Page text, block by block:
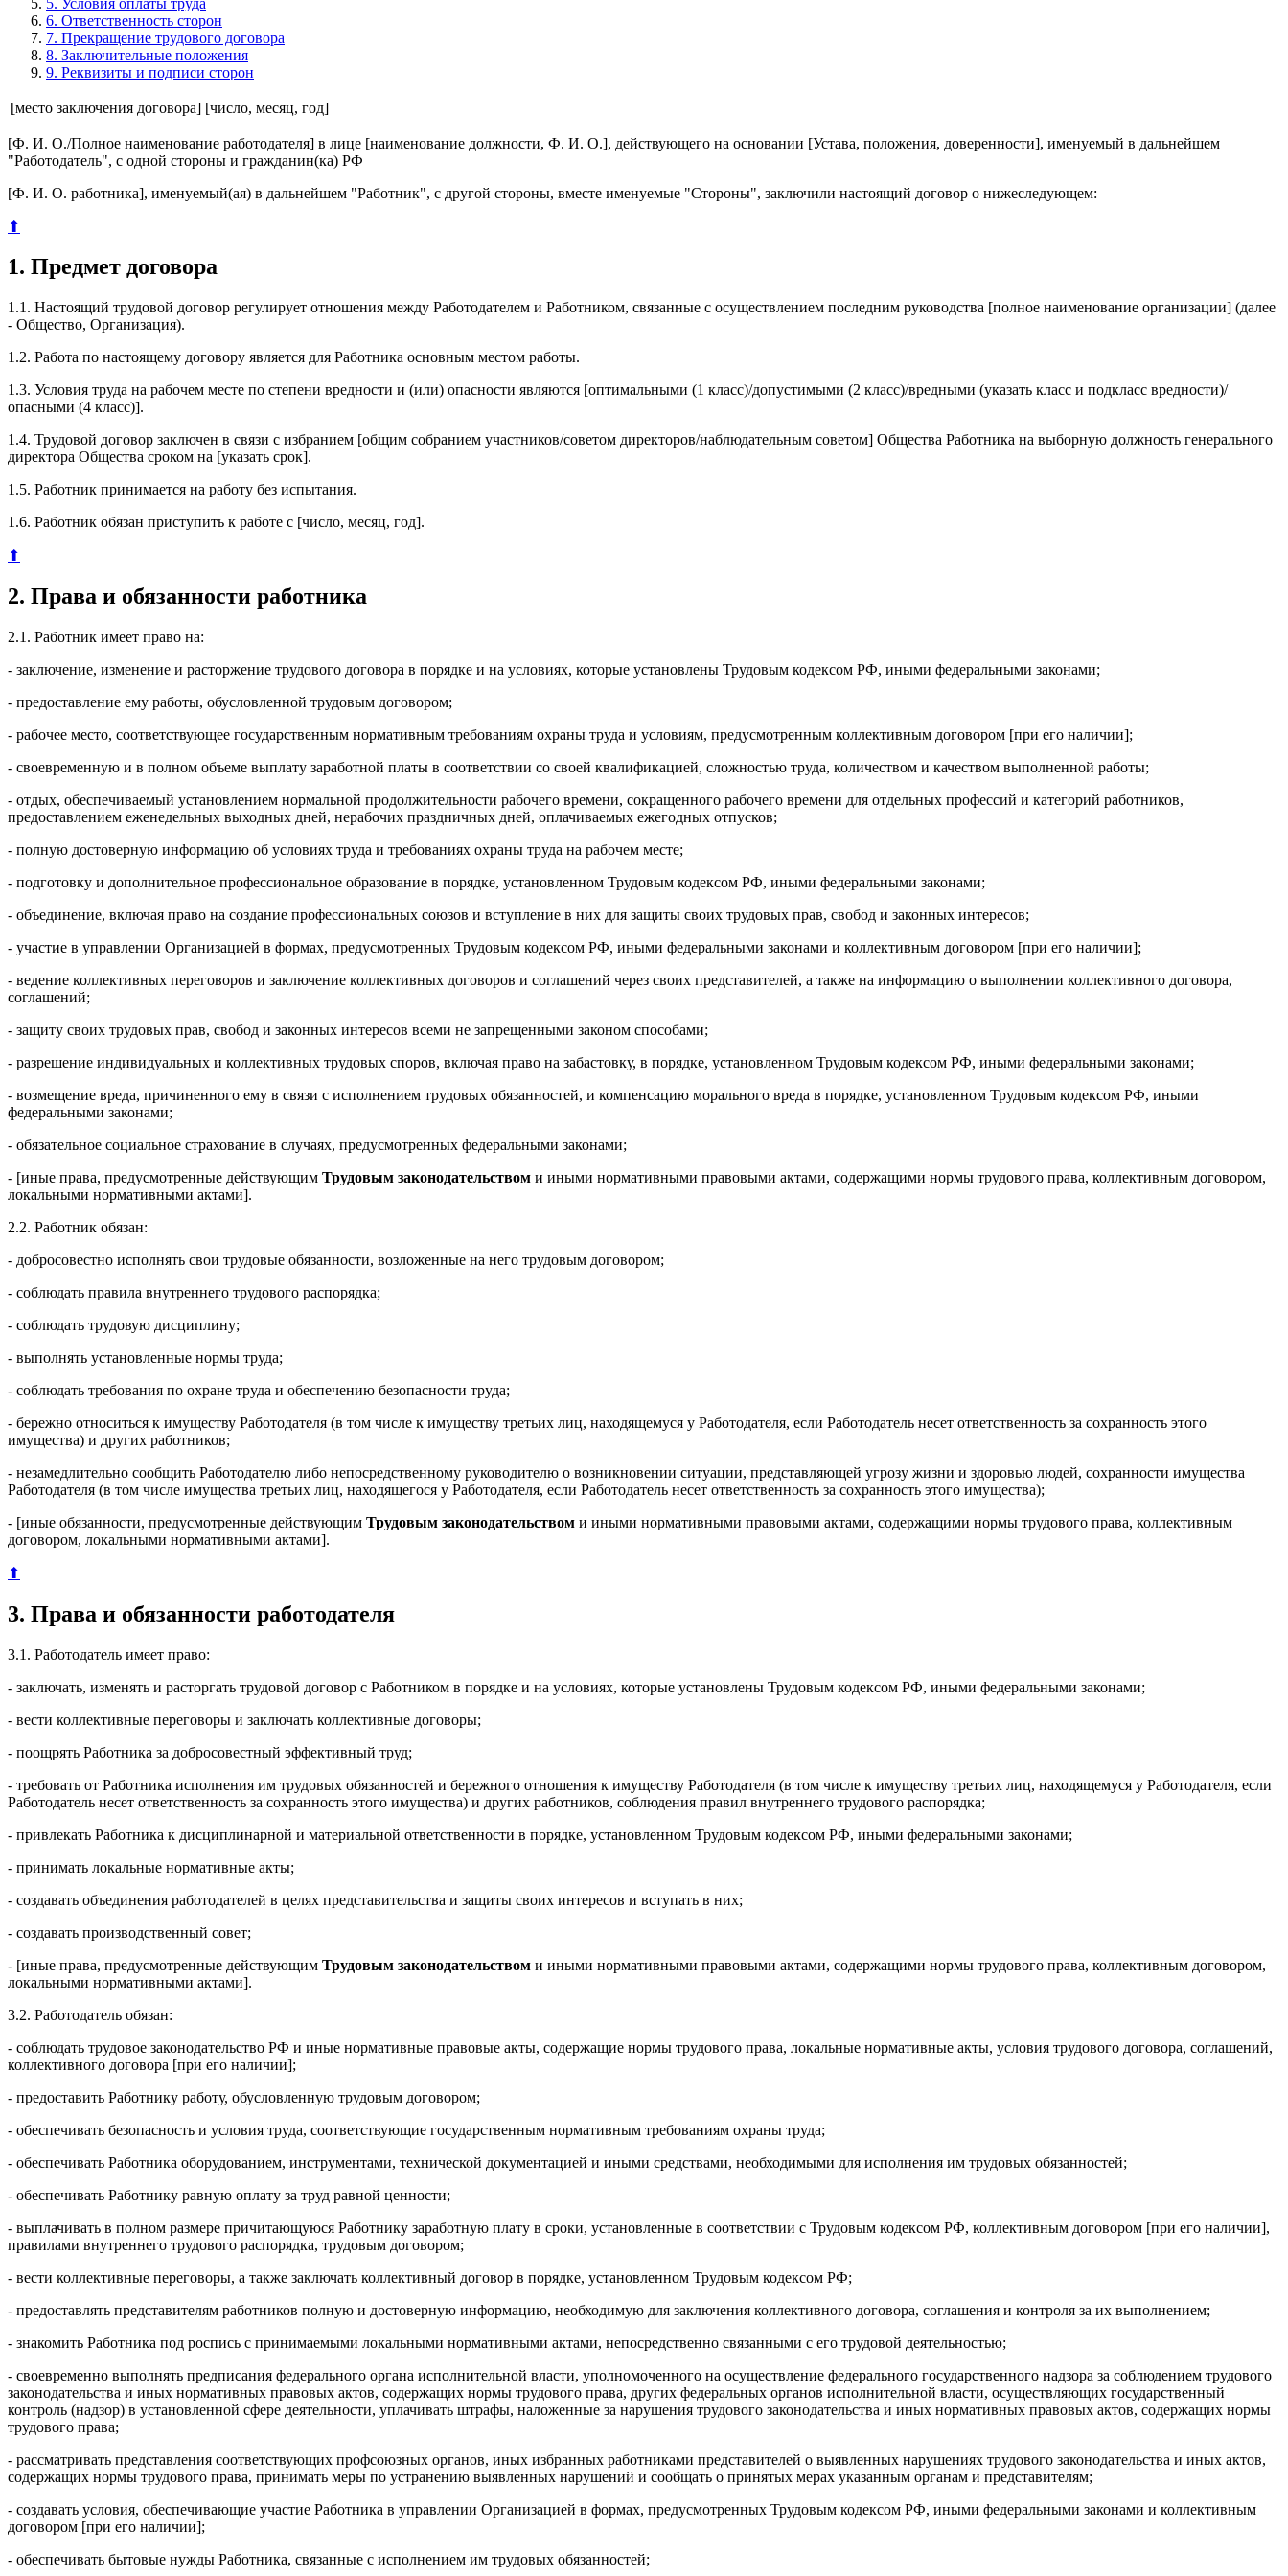
6. Ответственность сторон
7. Прекращение трудового договора
8. Заключительные положения
9. Реквизиты и подписи сторон
[место заключения договора] [число, месяц, год]
[Ф. И. О./Полное наименование работодателя] в лице [наименование должности, Ф. И. О.], действующего на основании [Устава, положения, доверенности], именуемый в дальнейшем
"Работодатель", с одной стороны и гражданин(ка) РФ
[Ф. И. О. работника], именуемый(ая) в дальнейшем "Работник", с другой стороны, вместе именуемые "Стороны", заключили настоящий договор о нижеследующем:
⬆
1. Предмет договора
1.1. Настоящий трудовой договор регулирует отношения между Работодателем и Работником, связанные с осуществлением последним руководства [полное наименование организации] (далее
- Общество, Организация).
1.2. Работа по настоящему договору является для Работника основным местом работы.
1.3. Условия труда на рабочем месте по степени вредности и (или) опасности являются [оптимальными (1 класс)/допустимыми (2 класс)/вредными (указать класс и подкласс вредности)/
опасными (4 класс)].
1.4. Трудовой договор заключен в связи с избранием [общим собранием участников/советом директоров/наблюдательным советом] Общества Работника на выборную должность генерального
директора Общества сроком на [указать срок].
1.5. Работник принимается на работу без испытания.
1.6. Работник обязан приступить к работе с [число, месяц, год].
⬆
2. Права и обязанности работника
2.1. Работник имеет право на:
- заключение, изменение и расторжение трудового договора в порядке и на условиях, которые установлены Трудовым кодексом РФ, иными федеральными законами;
- предоставление ему работы, обусловленной трудовым договором;
- рабочее место, соответствующее государственным нормативным требованиям охраны труда и условиям, предусмотренным коллективным договором [при его наличии];
- своевременную и в полном объеме выплату заработной платы в соответствии со своей квалификацией, сложностью труда, количеством и качеством выполненной работы;
- отдых, обеспечиваемый установлением нормальной продолжительности рабочего времени, сокращенного рабочего времени для отдельных профессий и категорий работников,
предоставлением еженедельных выходных дней, нерабочих праздничных дней, оплачиваемых ежегодных отпусков;
- полную достоверную информацию об условиях труда и требованиях охраны труда на рабочем месте;
- подготовку и дополнительное профессиональное образование в порядке, установленном Трудовым кодексом РФ, иными федеральными законами;
- объединение, включая право на создание профессиональных союзов и вступление в них для защиты своих трудовых прав, свобод и законных интересов;
- участие в управлении Организацией в формах, предусмотренных Трудовым кодексом РФ, иными федеральными законами и коллективным договором [при его наличии];
- ведение коллективных переговоров и заключение коллективных договоров и соглашений через своих представителей, а также на информацию о выполнении коллективного договора,
соглашений;
- защиту своих трудовых прав, свобод и законных интересов всеми не запрещенными законом способами;
- разрешение индивидуальных и коллективных трудовых споров, включая право на забастовку, в порядке, установленном Трудовым кодексом РФ, иными федеральными законами;
- возмещение вреда, причиненного ему в связи с исполнением трудовых обязанностей, и компенсацию морального вреда в порядке, установленном Трудовым кодексом РФ, иными
федеральными законами;
- обязательное социальное страхование в случаях, предусмотренных федеральными законами;
- [иные права, предусмотренные действующим Трудовым законодательством и иными нормативными правовыми актами, содержащими нормы трудового права, коллективным договором,
локальными нормативными актами].
2.2. Работник обязан:
- добросовестно исполнять свои трудовые обязанности, возложенные на него трудовым договором;
- соблюдать правила внутреннего трудового распорядка;
- соблюдать трудовую дисциплину;
- выполнять установленные нормы труда;
- соблюдать требования по охране труда и обеспечению безопасности труда;
- бережно относиться к имуществу Работодателя (в том числе к имуществу третьих лиц, находящемуся у Работодателя, если Работодатель несет ответственность за сохранность этого
имущества) и других работников;
- незамедлительно сообщить Работодателю либо непосредственному руководителю о возникновении ситуации, представляющей угрозу жизни и здоровью людей, сохранности имущества
Работодателя (в том числе имущества третьих лиц, находящегося у Работодателя, если Работодатель несет ответственность за сохранность этого имущества);
- [иные обязанности, предусмотренные действующим Трудовым законодательством и иными нормативными правовыми актами, содержащими нормы трудового права, коллективным
договором, локальными нормативными актами].
⬆
3. Права и обязанности работодателя
3.1. Работодатель имеет право:
- заключать, изменять и расторгать трудовой договор с Работником в порядке и на условиях, которые установлены Трудовым кодексом РФ, иными федеральными законами;
- вести коллективные переговоры и заключать коллективные договоры;
- поощрять Работника за добросовестный эффективный труд;
- требовать от Работника исполнения им трудовых обязанностей и бережного отношения к имуществу Работодателя (в том числе к имуществу третьих лиц, находящемуся у Работодателя, если
Работодатель несет ответственность за сохранность этого имущества) и других работников, соблюдения правил внутреннего трудового распорядка;
- привлекать Работника к дисциплинарной и материальной ответственности в порядке, установленном Трудовым кодексом РФ, иными федеральными законами;
- принимать локальные нормативные акты;
- создавать объединения работодателей в целях представительства и защиты своих интересов и вступать в них;
- создавать производственный совет;
- [иные права, предусмотренные действующим Трудовым законодательством и иными нормативными правовыми актами, содержащими нормы трудового права, коллективным договором,
локальными нормативными актами].
3.2. Работодатель обязан:
- соблюдать трудовое законодательство РФ и иные нормативные правовые акты, содержащие нормы трудового права, локальные нормативные акты, условия трудового договора, соглашений,
коллективного договора [при его наличии];
- предоставить Работнику работу, обусловленную трудовым договором;
- обеспечивать безопасность и условия труда, соответствующие государственным нормативным требованиям охраны труда;
- обеспечивать Работника оборудованием, инструментами, технической документацией и иными средствами, необходимыми для исполнения им трудовых обязанностей;
- обеспечивать Работнику равную оплату за труд равной ценности;
- выплачивать в полном размере причитающуюся Работнику заработную плату в сроки, установленные в соответствии с Трудовым кодексом РФ, коллективным договором [при его наличии],
правилами внутреннего трудового распорядка, трудовым договором;
- вести коллективные переговоры, а также заключать коллективный договор в порядке, установленном Трудовым кодексом РФ;
- предоставлять представителям работников полную и достоверную информацию, необходимую для заключения коллективного договора, соглашения и контроля за их выполнением;
- знакомить Работника под роспись с принимаемыми локальными нормативными актами, непосредственно связанными с его трудовой деятельностью;
- своевременно выполнять предписания федерального органа исполнительной власти, уполномоченного на осуществление федерального государственного надзора за соблюдением трудового
законодательства и иных нормативных правовых актов, содержащих нормы трудового права, других федеральных органов исполнительной власти, осуществляющих государственный
контроль (надзор) в установленной сфере деятельности, уплачивать штрафы, наложенные за нарушения трудового законодательства и иных нормативных правовых актов, содержащих нормы
трудового права;
- рассматривать представления соответствующих профсоюзных органов, иных избранных работниками представителей о выявленных нарушениях трудового законодательства и иных актов,
содержащих нормы трудового права, принимать меры по устранению выявленных нарушений и сообщать о принятых мерах указанным органам и представителям;
- создавать условия, обеспечивающие участие Работника в управлении Организацией в формах, предусмотренных Трудовым кодексом РФ, иными федеральными законами и коллективным
договором [при его наличии];
- обеспечивать бытовые нужды Работника, связанные с исполнением им трудовых обязанностей;